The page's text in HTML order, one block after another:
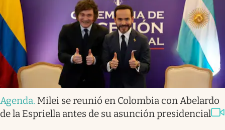
Agenda. Milei se reunió en Colombia con Abelardo
de la Espriella antes de su asunción presidencial